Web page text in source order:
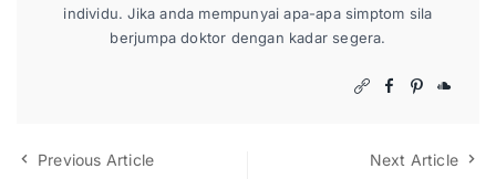
individu. Jika anda mempunyai apa-apa simptom sila
berjumpa doktor dengan kadar segera.
Previous Article Next Article